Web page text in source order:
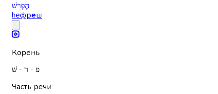
הֶפְרֵשׁ
hефреш
Корень
פ - ר - שׁ
Часть речи